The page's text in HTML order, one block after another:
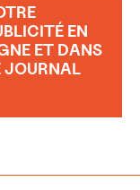
EN
ET DANS
JOURNAL